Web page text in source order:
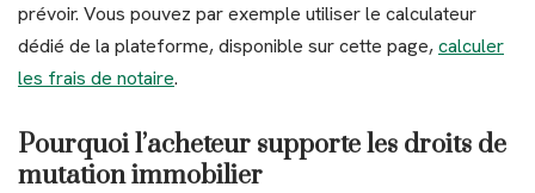
prévoir. Vous pouvez par exemple utiliser le calculateur
dédié de la plateforme, disponible sur cette page,calculer
les frais de notaire.
Pourquoi l’acheteur supporte les droits de
mutation immobilier